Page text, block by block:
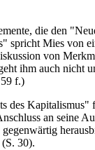
die den
spricht Mies von
von
ihm auch nicht
f.)
des
an seine
30).